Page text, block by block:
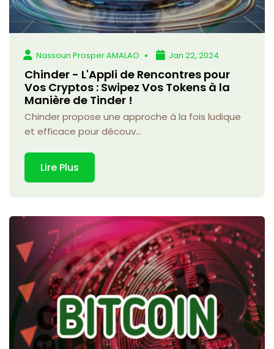
Nassoun Prosper AMALAO Jan 22, 2024
Chinder - L'Appli de Rencontres pour
Vos Cryptos : Swipez Vos Tokens à la
Manière de Tinder !
Chinder propose une approche à la fois ludique
et efficace pour découv...
Lire Plus